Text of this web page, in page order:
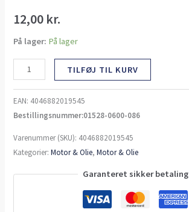
12,00 kr.
På lager: På lager
TILFØJ TIL KURV
EAN: 4046882019545
Bestillingsnummer:01528-0600-086
Varenummer (SKU): 4046882019545
Kategorier:Motor & Olie,Motor & Olie
Garanteret sikker betaling